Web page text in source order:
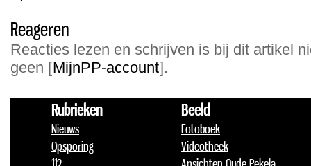
Reageren
Reacties lezen en schrijven is bij dit artikel
geen [MijnPP-account].
Rubrieken
Nieuws
Opsporing
Beeld
Fotoboek
Videotheek